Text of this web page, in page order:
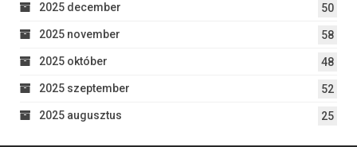
2025 december 50
2025 november 58
2025 október 48
2025 szeptember 52
2025 augusztus 25